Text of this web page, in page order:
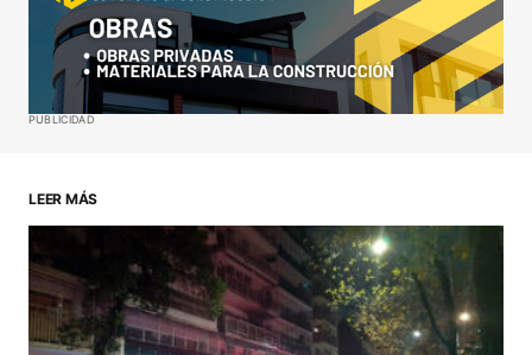
Your E-mail*
ENVIAR COMENTARIO
PUBLICIDAD
LEER MÁS